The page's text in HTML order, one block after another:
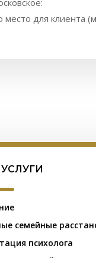
для клиента
семейные
психолога